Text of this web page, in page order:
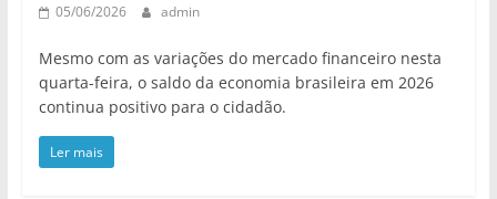
05/06/2026 admin
Mesmo com as variações do mercado financeiro nesta
quarta-feira, o saldo da economia brasileira em 2026
continua positivo para o cidadão.
Ler mais